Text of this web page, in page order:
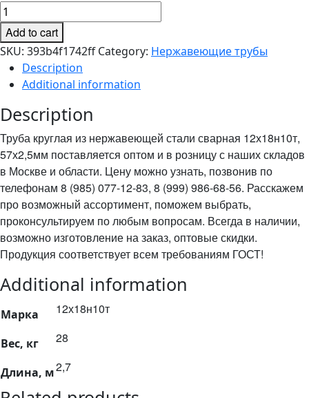
Труба
нержавеющая
сварная
57х2,5
quantity
Add to cart
SKU: 393b4f1742ff Category: Нержавеющие трубы
Description
Additional information
Description
Труба круглая из нержавеющей стали сварная 12х18н10т,
57х2,5мм поставляется оптом и в розницу с наших складов
в Москве и области. Цену можно узнать, позвонив по
телефонам 8 (985) 077-12-83, 8 (999) 986-68-56. Расскажем
про возможный ассортимент, поможем выбрать,
проконсультируем по любым вопросам. Всегда в наличии,
возможно изготовление на заказ, оптовые скидки.
Продукция соответствует всем требованиям ГОСТ!
Additional information
Марка 12х18н10т
Вес, кг 28
Длина, м2,7